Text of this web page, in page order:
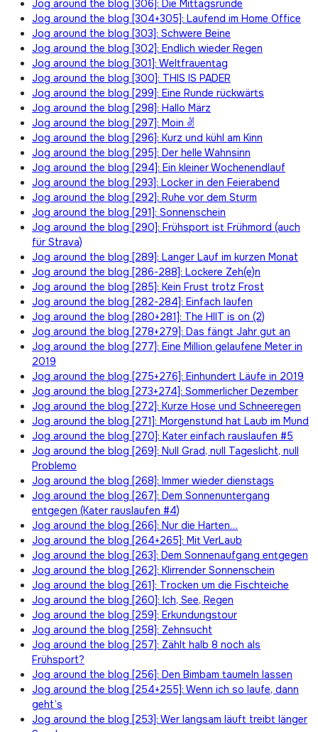
Jog around the blog [306]: Die Mittagsrunde
Jog around the blog [304+305]: Laufend im Home Office
Jog around the blog [303]: Schwere Beine
Jog around the blog [302]: Endlich wieder Regen
Jog around the blog [301]: Weltfrauentag
Jog around the blog [300]: THIS IS PADER
Jog around the blog [299]: Eine Runde rückwärts
Jog around the blog [298]: Hallo März
Jog around the blog [297]: Moin ✌
Jog around the blog [296]: Kurz und kühl am Kinn
Jog around the blog [295]: Der helle Wahnsinn
Jog around the blog [294]: Ein kleiner Wochenendlauf
Jog around the blog [293]: Locker in den Feierabend
Jog around the blog [292]: Ruhe vor dem Sturm
Jog around the blog [291]: Sonnenschein
Jog around the blog [290]: Frühsport ist Frühmord (auch
für Strava)
Jog around the blog [289]: Langer Lauf im kurzen Monat
Jog around the blog [286-288]: Lockere Zeh(e)n
Jog around the blog [285]: Kein Frust trotz Frost
Jog around the blog [282-284]: Einfach laufen
Jog around the blog [280+281]: The HIIT is on (2)
Jog around the blog [278+279]: Das fängt Jahr gut an
Jog around the blog [277]: Eine Million gelaufene Meter in
2019
Jog around the blog [275+276]: Einhundert Läufe in 2019
Jog around the blog [273+274]: Sommerlicher Dezember
Jog around the blog [272]: Kurze Hose und Schneeregen
Jog around the blog [271]: Morgenstund hat Laub im Mund
Jog around the blog [270]: Kater einfach rauslaufen #5
Jog around the blog [269]: Null Grad, null Tageslicht, null
Problemo
Jog around the blog [268]: Immer wieder dienstags
Jog around the blog [267]: Dem Sonnenuntergang
entgegen (Kater rauslaufen #4)
Jog around the blog [266]: Nur die Harten…
Jog around the blog [264+265]: Mit VerLaub
Jog around the blog [263]: Dem Sonnenaufgang entgegen
Jog around the blog [262]: Klirrender Sonnenschein
Jog around the blog [261]: Trocken um die Fischteiche
Jog around the blog [260]: Ich, See, Regen
Jog around the blog [259]: Erkundungstour
Jog around the blog [258]: Zehnsucht
Jog around the blog [257]: Zählt halb 8 noch als
Frühsport?
Jog around the blog [256]: Den Bimbam taumeln lassen
Jog around the blog [254+255]: Wenn ich so laufe, dann
geht’s
Jog around the blog [253]: Wer langsam läuft treibt länger